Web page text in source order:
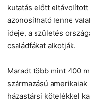
kutatás előtt eltávolított
azonosítható lenne
ideje, a születés
családfákat alkotják.
Maradt több mint 400
származású
házastársi kötelékkel